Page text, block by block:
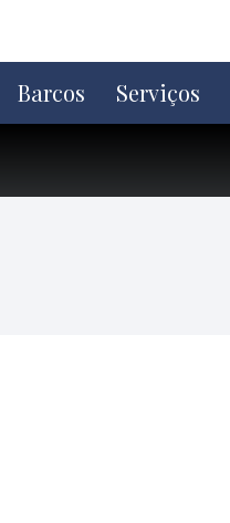
o
conteúdo
Barcos Serviços